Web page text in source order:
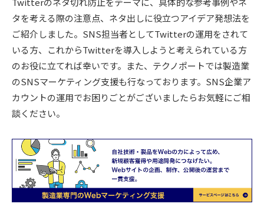
タを考える際の注意点、ネタ出しに役立つアイデア発想法を
ご紹介しました。SNS担当者としてTwitterの運用をされて
いる方、これからTwitterを導入しようと考えられている方
のお役に立てれば幸いです。また、テクノポートでは製造業
のSNSマーケティング支援も行なっております。SNS企業ア
カウントの運用でお困りごとがございましたらお気軽にご相
談ください。